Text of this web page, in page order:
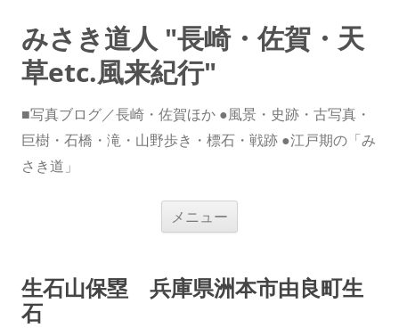
みさき道人 "長崎・佐賀・天
草etc.風来紀行"
■写真ブログ／長崎・佐賀ほか ●風景・史跡・古写真・
巨樹・石橋・滝・山野歩き・標石・戦跡 ●江戸期の「み
さき道」
メニュー
ス
キ
生石山保塁 兵庫県洲本市由良町生
石